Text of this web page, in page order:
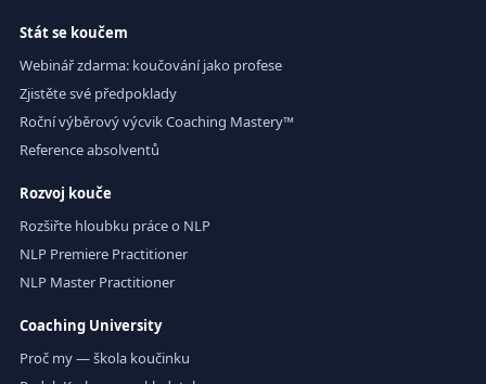
Stát se koučem
Webinář zdarma: koučování jako profese
Zjistěte své předpoklady
Roční výběrový výcvik Coaching Mastery™
Reference absolventů
Rozvoj kouče
Rozšiřte hloubku práce o NLP
NLP Premiere Practitioner
NLP Master Practitioner
Coaching University
Proč my — škola koučinku